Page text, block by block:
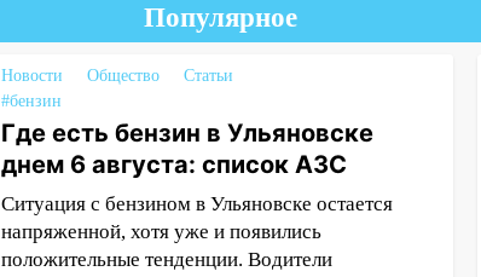
Популярное
Новости Общество
Статьи
#бензин
Где есть бензин в Ульяновске
днем 6 августа: список АЗС
Ситуация с бензином в Ульяновске остается
напряженной, хотя уже и появились
положительные тенденции. Водители